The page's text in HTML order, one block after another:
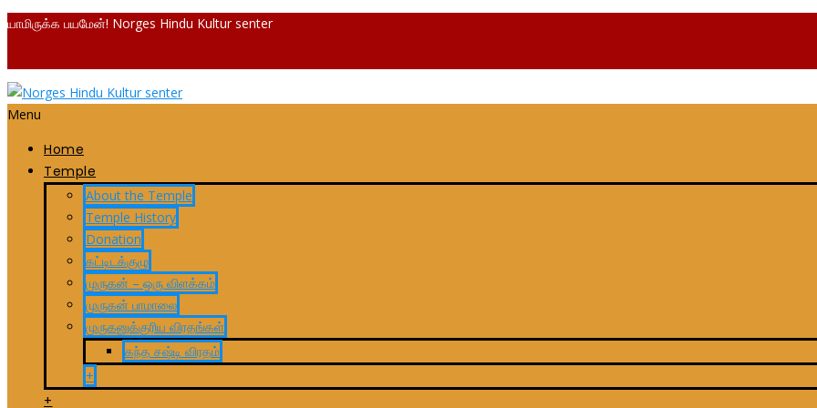
யாமிருக்க பயமேன்! Norges Hindu Kultur senter
Menu
Home
Temple
About the Temple
Temple History
Donation
கட்டிடக்குழு
முருகன் – ஒரு விளக்கம்
முருகன் பாமாலை
முருகனுக்குரிய விரதங்கள்
கந்த சஷ்டி விரதம்
+
+